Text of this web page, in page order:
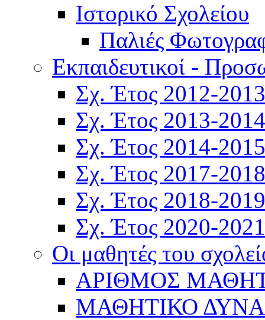
Ιστορικό Σχολείου
Παλιές
Εκπαιδευτικοί -
Σχ. Έτος 2012-2013
Σχ. Έτος 2013-2014
Σχ. Έτος 2014-2015
Σχ. Έτος 2017-2018
Σχ. Έτος 2018-2019
Σχ. Έτος 2020-2021
Οι μαθητές του
ΑΡΙΘΜΟΣ
ΜΑΘΗΤΙΚΟ